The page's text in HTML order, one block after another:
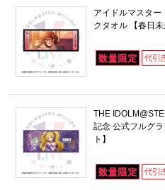
アイドルマスター
クタオル 【春日
THE
記念 公式フルグ
ト】